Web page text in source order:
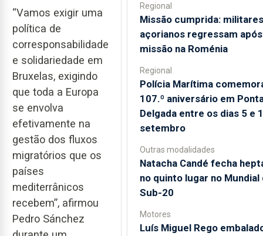
“Vamos exigir uma
política de
corresponsabilidade
e solidariedade em
Bruxelas, exigindo
que toda a Europa
se envolva
efetivamente na
gestão dos fluxos
migratórios que os
países
mediterrânicos
recebem”, afirmou
Pedro Sánchez
Regional
Missão cumprida: militares
açorianos regressam após
missão na Roménia
Regional
Polícia Marítima
107.º aniversário em
Delgada entre os dias 5 e
setembro
Outras modalidades
Natacha Candé fecha
no quinto lugar no Mundial
Sub-20
Motores
Luís Miguel Rego